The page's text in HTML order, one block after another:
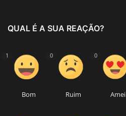
QUAL É A SUA REAÇÃO?
1
Bom
0
Ruim
0
Amei